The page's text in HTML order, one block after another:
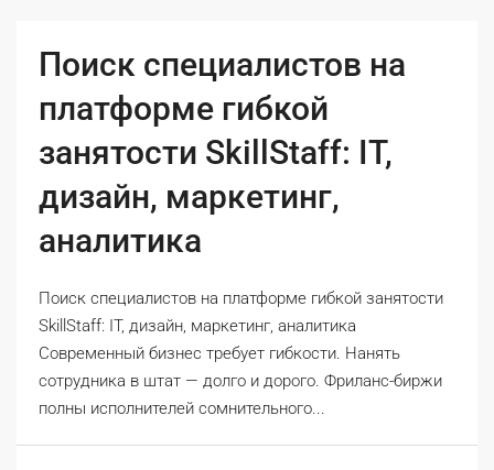
Поиск специалистов на
платформе гибкой
занятости SkillStaff: IT,
дизайн, маркетинг,
аналитика
Поиск специалистов на платформе гибкой занятости
SkillStaff: IT, дизайн, маркетинг, аналитика
Современный бизнес требует гибкости. Нанять
сотрудника в штат — долго и дорого. Фриланс-биржи
полны исполнителей сомнительного...